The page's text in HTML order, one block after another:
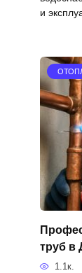
и
труб в
1.1к.